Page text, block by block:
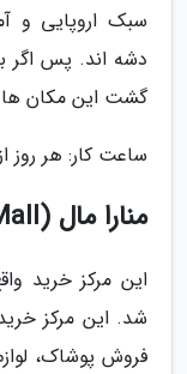
سبک اروپایی و
دشه اند. پس اگر
گشت این مکان ها
ساعت کار: هر روز از ساعت 10
منارا مال (Menara Mall)
شد. این مرکز
فروش پوشاک،